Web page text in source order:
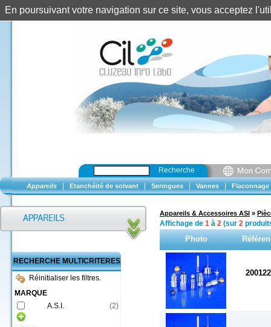
Recherche
Appareils Etanchéité de solvant Seringues Vannes Flaconnage
RECHERCHE MULTICRITERES
Réinitialiser les filtres.
MARQUE
A.S.I.
(2)
Appareils & Accessoires ASI »
Affichage de 1 à 2 (sur 2
Photo
En poursuivant votre navigation sur ce site, vous acceptez